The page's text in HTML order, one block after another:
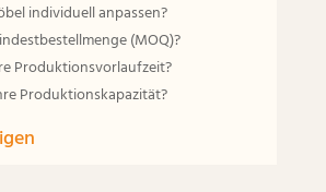
individuell anpassen?
(MOQ)?
Produktionsvorlaufzeit?
Produktionskapazität?